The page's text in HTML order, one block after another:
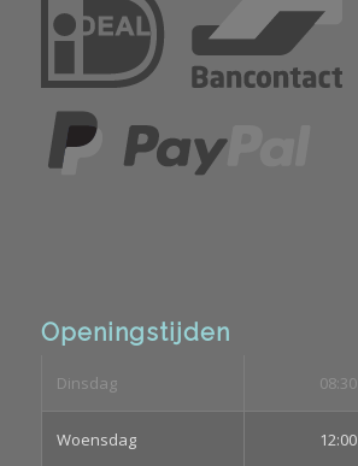
Openingstijden
Dinsdag 08:30
Woensdag 12:00